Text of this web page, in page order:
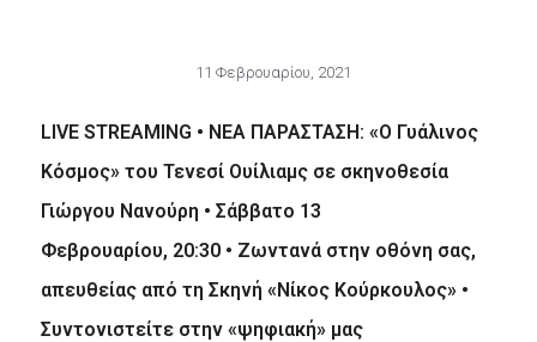
11 Φεβρουαρίου, 2021
LIVE STREAMING • ΝΕΑ ΠΑΡΑΣΤΑΣΗ: «O Γυάλινος
Κόσμος» του Τενεσί Ουίλιαμς σε σκηνοθεσία
Γιώργου Νανούρη • Σάββατο 13
Φεβρουαρίου, 20:30 • Ζωντανά στην οθόνη σας,
απευθείας από τη Σκηνή «Νίκος Κούρκουλος» •
Συντονιστείτε στην «ψηφιακή» μας